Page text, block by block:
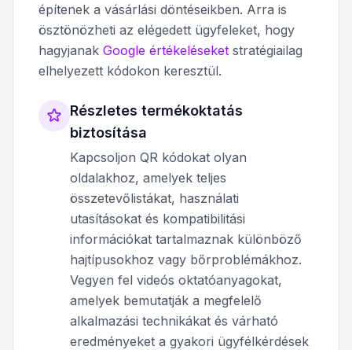
építenek a vásárlási döntéseikben. Arra is
ösztönözheti az elégedett ügyfeleket, hogy
hagyjanak Google értékeléseket stratégiailag
elhelyezett kódokon keresztül.
Részletes termékoktatás
biztosítása
Kapcsoljon QR kódokat olyan
oldalakhoz, amelyek teljes
összetevőlistákat, használati
utasításokat és kompatibilitási
információkat tartalmaznak különböző
hajtípusokhoz vagy bőrproblémákhoz.
Vegyen fel videós oktatóanyagokat,
amelyek bemutatják a megfelelő
alkalmazási technikákat és várható
eredményeket a gyakori ügyfélkérdések